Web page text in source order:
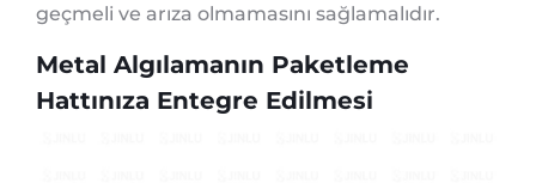
geçmeli ve arıza olmamasını sağlamalıdır.
Metal Algılamanın Paketleme
Hattınıza Entegre Edilmesi